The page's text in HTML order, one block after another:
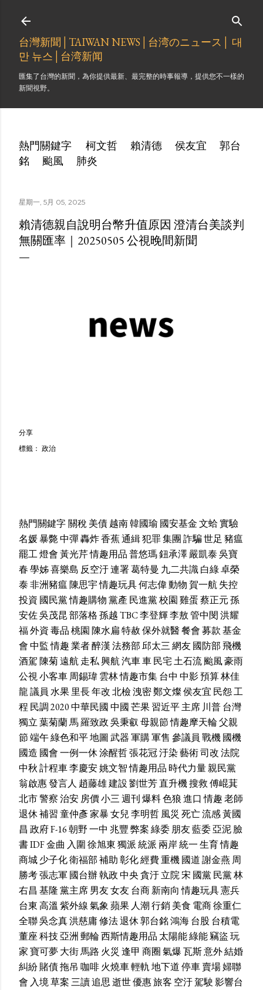
台灣新聞│TAIWAN NEWS│台湾のニュース│ 대
만 뉴스│台湾新闻
匯集了台灣的新聞，為你提供最新、最完整的時事報導，提供您不一樣的
新聞視野。
熱門關鍵字 柯文哲 賴清德 侯友宜
郭台
銘
颱風 肺炎
星期一, 5月 05, 2025
賴清德親自說明台幣升值原因 澄清台美談判
無關匯率｜20250505 公視晚間新聞
分享
標籤： 政治
熱門關鍵字關稅美債越南韓國瑜 國安基金文蛤實驗
名媛暴斃中彈轟炸香蕉通緝犯罪集團詐騙世足 豬瘟
罷工燈會黃光芹情趣用品普悠瑪鈕承澤嚴凱泰吳寶
春學姊喜樂島 反空汙連署葛特曼 九二共識白綠卓榮
泰非洲豬瘟陳思宇情趣玩具何志偉動物賀一航失控
投資 國民黨情趣購物黨產 民進黨校園雞蛋蔡正元孫
安佐吳茂昆部落格孫越TBC李登輝李敖管中閔洪耀
福外資毒品桃園陳水扁特赦保外就醫餐會募款基金
會中監情趣業者醉漢法務部邱太三網友國防部飛機
酒駕陳菊遠航走私興航汽車車民宅土石流颱風豪雨
公視小客車周錫瑋雲林情趣市集台中 中影預算林佳
龍議員 水果里長年改北檢洩密鄭文燦侯友宜 民怨工
程 民調2020中華民國中國芒果習近平主席 川普台灣
獨立葉菊蘭馬羅致政吳秉叡母親節情趣摩天輪父親
節端午綠色和平地圖武器軍購軍售 參議員 戰機國機
國造 國會一例一休涂醒哲張花冠汙染藝術司改法院
中秋計程車李慶安姚文智情趣用品 時代力量親民黨
翁啟惠發言人 趙藤雄建設劉世芳直升機搜救傅崐萁
北市警察治安房價小三週刊爆料色狼進口 情趣老師
退休補習童仲彥家暴女兒李明哲風災 死亡流感黃國
昌 政府F-16朝野一中 兆豐弊案綠委朋友藍委亞泥臉
書IDF金曲 入圍徐旭東獨派統派 兩岸統一生育情趣
商城少子化衛福部補助彰化經費重機國道謝金燕 周
勝考張志軍國台辦執政中央貪汙立院宋 國黨民黨林
右昌 基隆黨主席男友女友台商新南向 情趣玩具憲兵
台東高溫 紫外線氣象蘋果 人潮行銷美食 電商徐重仁
全聯吳念真洪慈庸修法退休郭台銘鴻海台股 台積電
董座科技亞洲郵輪西斯情趣用品 太陽能綠能竊盜玩
家寶可夢大街馬路 火災 逢甲 商圈氣爆瓦斯意外結婚
糾紛賭債拖吊 咖啡火燒車輕軌地下道停車賣場婦聯
會 入境草案三讀追思逝世優惠旅客 空汙駕駛影響台